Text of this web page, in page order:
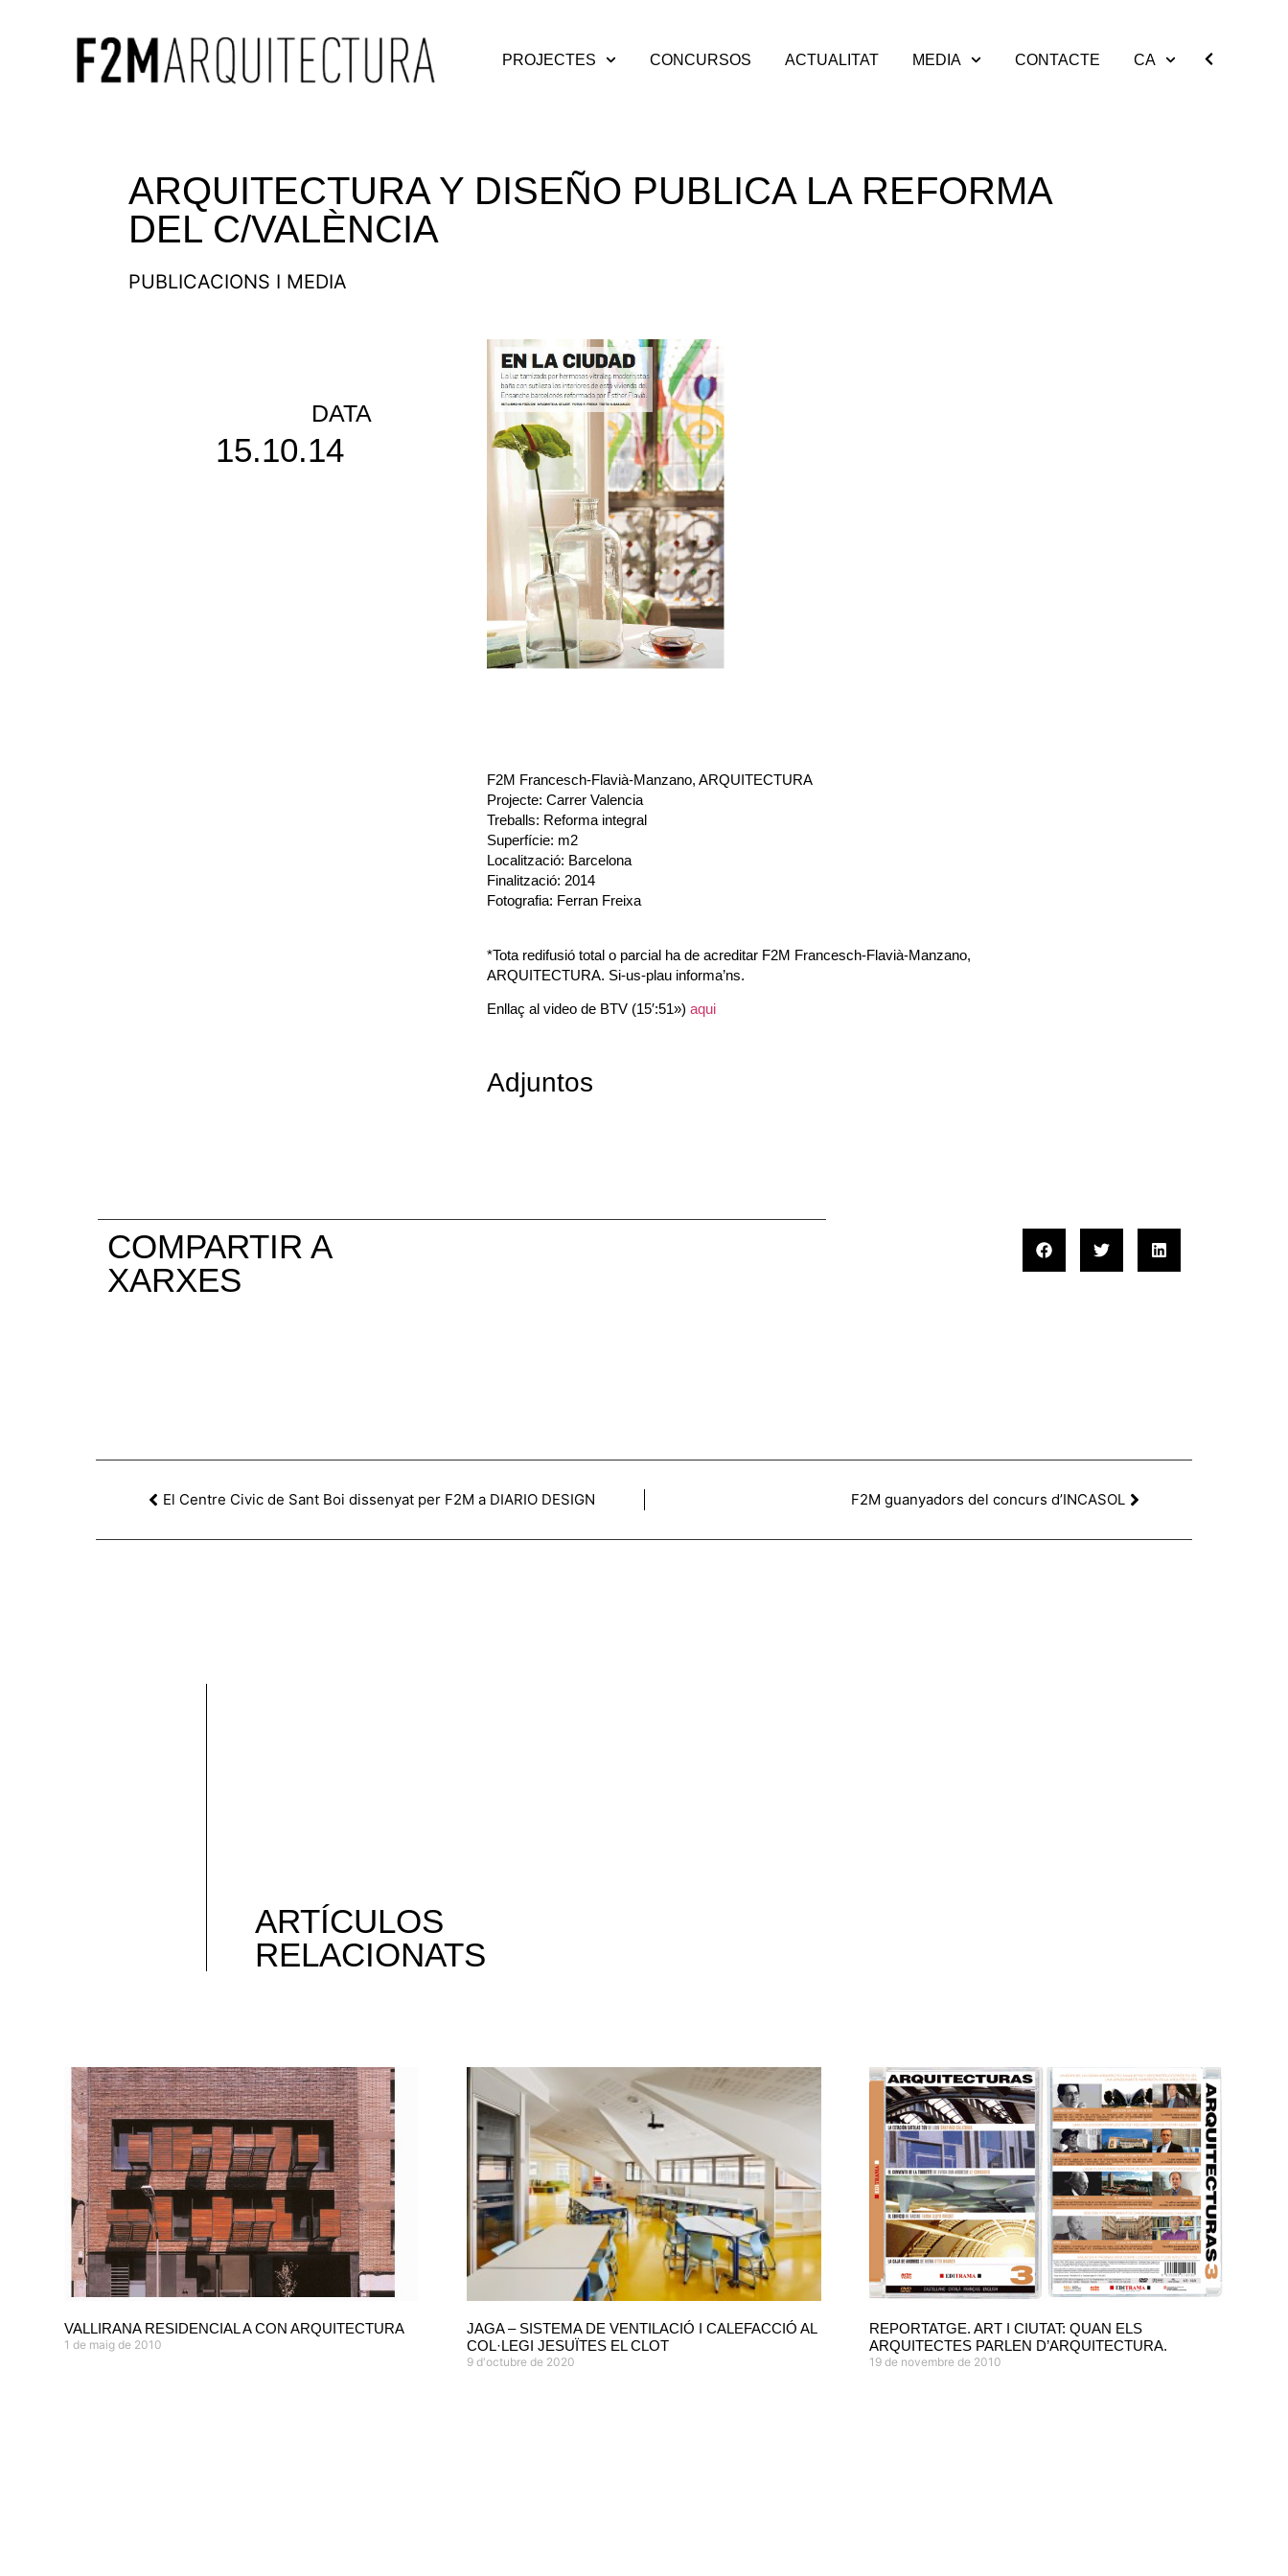
PROJECTES CONCURSOS ACTUALITAT MEDIA CONTACTE CA
ARQUITECTURA Y DISEÑO PUBLICA LA REFORMA
DEL C/VALÈNCIA
PUBLICACIONS I MEDIA
DATA
15.10.14
F2M Francesch-Flavià-Manzano, ARQUITECTURA
Projecte: Carrer Valencia
Treballs: Reforma integral
Superfície: m2
Localització: Barcelona
Finalització: 2014
Fotografia: Ferran Freixa
*Tota redifusió total o parcial ha de acreditar F2M Francesch-Flavià-Manzano,
ARQUITECTURA. Si-us-plau informa’ns.
Enllaç al video de BTV (15′:51») aqui
Adjuntos
COMPARTIR A
XARXES
El Centre Civic de Sant Boi dissenyat per F2M a DIARIO DESIGN F2M guanyadors del concurs d’INCASOL
ARTÍCULOS
RELACIONATS
VALLIRANA RESIDENCIAL A CON ARQUITECTURA
1 de maig de 2010
JAGA – SISTEMA DE VENTILACIÓ I CALEFACCIÓ AL
COL·LEGI JESUÏTES EL CLOT
9 d'octubre de 2020
REPORTATGE. ART I CIUTAT: QUAN ELS
ARQUITECTES PARLEN D’ARQUITECTURA.
19 de novembre de 2010